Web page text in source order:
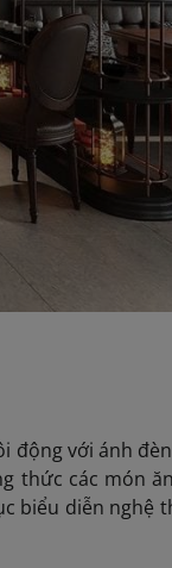
động với ánh
thức các món
biểu diễn nghệ